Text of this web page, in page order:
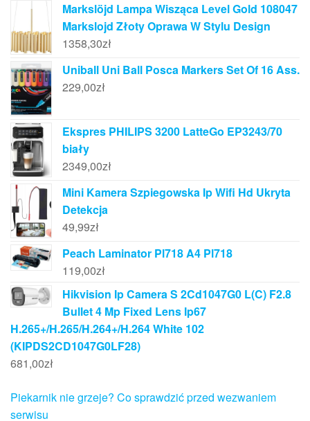
Markslöjd Lampa Wisząca Level Gold 108047
Markslojd Złoty Oprawa W Stylu Design
1358,30zł
Uniball Uni Ball Posca Markers Set Of 16 Ass.
229,00zł
Ekspres PHILIPS 3200 LatteGo EP3243/70
biały
2349,00zł
Mini Kamera Szpiegowska Ip Wifi Hd Ukryta
Detekcja
49,99zł
Peach Laminator Pl718 A4 Pl718
119,00zł
Hikvision Ip Camera S 2Cd1047G0 L(C) F2.8
Bullet 4 Mp Fixed Lens Ip67
H.265+/H.265/H.264+/H.264 White 102
(KIPDS2CD1047G0LF28)
681,00zł
Piekarnik nie grzeje? Co sprawdzić przed wezwaniem
serwisu